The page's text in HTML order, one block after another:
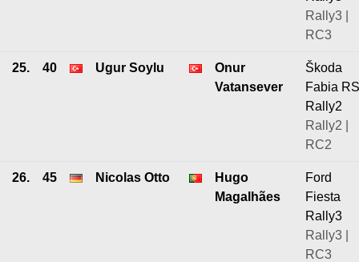
Rally3 |
RC3
25. 40 Ugur Soylu
Onur
Vatansever
Škoda
Fabia RS
Rally2
Rally2 |
RC2
26. 45 Nicolas Otto
Hugo
Magalhães
Ford
Fiesta
Rally3
Rally3 |
RC3